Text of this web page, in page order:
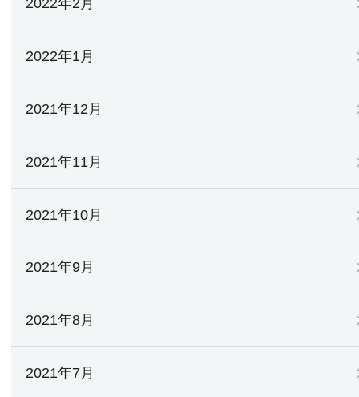
2022年2月
2022年1月
2021年12月
2021年11月
2021年10月
2021年9月
2021年8月
2021年7月